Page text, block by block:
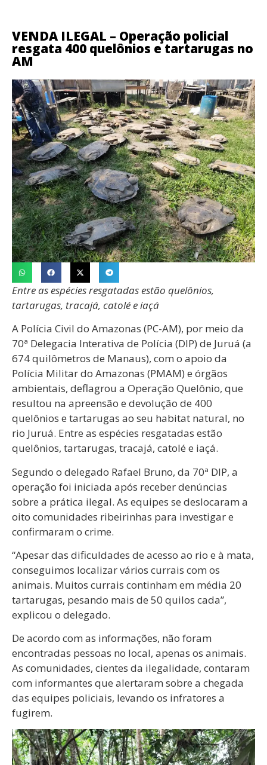
VENDA ILEGAL – Operação policial
resgata 400 quelônios e tartarugas no
AM
Entre as espécies resgatadas estão quelônios,
tartarugas, tracajá, catolé e iaçá
A Polícia Civil do Amazonas (PC-AM), por meio da
70ª Delegacia Interativa de Polícia (DIP) de Juruá (a
674 quilômetros de Manaus), com o apoio da
Polícia Militar do Amazonas (PMAM) e órgãos
ambientais, deflagrou a Operação Quelônio, que
resultou na apreensão e devolução de 400
quelônios e tartarugas ao seu habitat natural, no
rio Juruá. Entre as espécies resgatadas estão
quelônios, tartarugas, tracajá, catolé e iaçá.
Segundo o delegado Rafael Bruno, da 70ª DIP, a
operação foi iniciada após receber denúncias
sobre a prática ilegal. As equipes se deslocaram a
oito comunidades ribeirinhas para investigar e
confirmaram o crime.
“Apesar das dificuldades de acesso ao rio e à mata,
conseguimos localizar vários currais com os
animais. Muitos currais continham em média 20
tartarugas, pesando mais de 50 quilos cada”,
explicou o delegado.
De acordo com as informações, não foram
encontradas pessoas no local, apenas os animais.
As comunidades, cientes da ilegalidade, contaram
com informantes que alertaram sobre a chegada
das equipes policiais, levando os infratores a
fugirem.